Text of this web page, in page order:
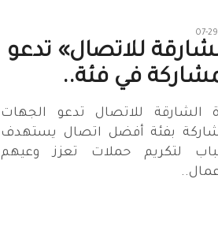
07-
للاتصال» تدعو
في فئة..
الشارقة للاتصال تدعو الجهات
بفئة أفضل اتصال يستهدف
لتكريم حملات تعزز وعيهم